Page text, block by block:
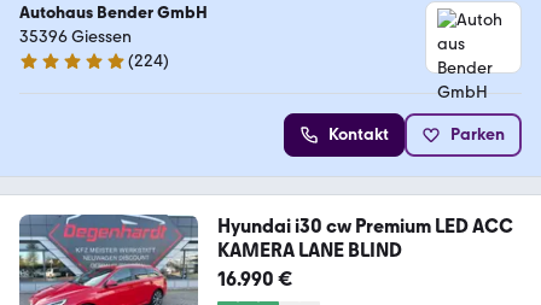
Autohaus Bender GmbH
35396 Giessen
4.9 Sterne
(224)
Kontakt Parken
Hyundai i30 cw Premium LED ACC
KAMERA LANE BLIND
16.990 €